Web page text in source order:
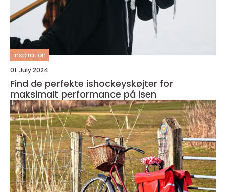
inspiration
01. July 2024
Find de perfekte ishockeyskøjter for
maksimalt performance på isen